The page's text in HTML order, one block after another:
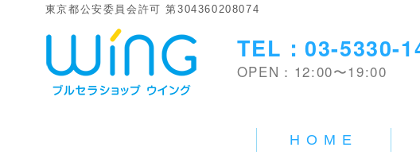
東京都公安委員会許可 第304360208074
TEL：03-5330-
OPEN：12:00〜19:00
HOME